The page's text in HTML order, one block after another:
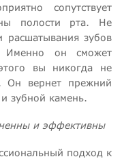
сопутствует
полости рта. Не
расшатывания зубов
Именно он сможет
вы никогда не
Он вернет прежний
зубной камень.
и эффективны
подход к